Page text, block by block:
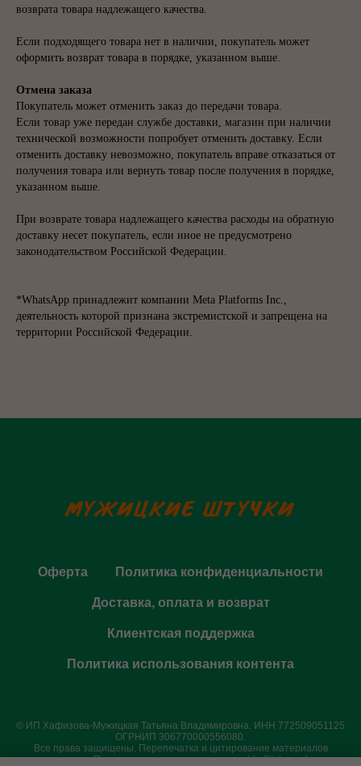
возврата товара надлежащего качества.
Если подходящего товара нет в наличии, покупатель может
оформить возврат товара в порядке, указанном выше.
Отмена заказа
Покупатель может отменить заказ до передачи товара.
Если товар уже передан службе доставки, магазин при наличии
технической возможности попробует отменить доставку. Если
отменить доставку невозможно, покупатель вправе отказаться от
получения товара или вернуть товар после получения в порядке,
указанном выше.
При возврате товара надлежащего качества расходы на обратную
доставку несет покупатель, если иное не предусмотрено
законодательством Российской Федерации.
*WhatsApp принадлежит компании Meta Platforms Inc.,
деятельность которой признана экстремистской и запрещена на
территории Российской Федерации.
Оферта Политика конфиденциальности
Доставка, оплата и возврат
Клиентская поддержка
Политика использования контента
© ИП Хафизова-Мужицкая Татьяна Владимировна. ИНН 772509051125
ОГРНИП 306770000556080.
Все права защищены. Перепечатка и цитирование материалов
запрещены. По всем вопросам пишите наpochta@tak.academy